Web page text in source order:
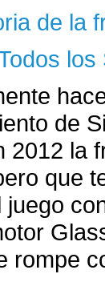
de la
los
de
2012 la
que
juego
rompe